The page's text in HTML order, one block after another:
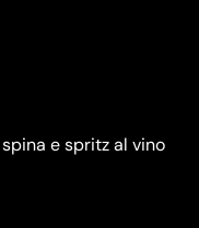
e spritz al vino